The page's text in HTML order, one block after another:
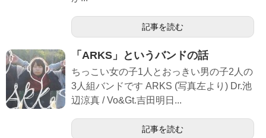
記事を読む
「ARKS」というバンドの話
ちっこい女の子1人とおっきい男の子2人の
3人組バンドです ARKS (写真左より) Dr.池
辺涼真 / Vo&Gt.吉田明日...
記事を読む